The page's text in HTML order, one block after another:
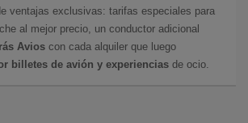
ventajas exclusivas: tarifas especiales para
al mejor precio, un conductor adicional
Avios con cada alquiler que luego
billetes de avión y experiencias de ocio.